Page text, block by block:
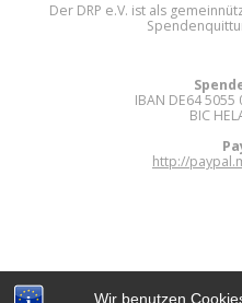
Wir benutzen
Der DRP e.V. ist als
IBAN DE64 5055
BIC
http://